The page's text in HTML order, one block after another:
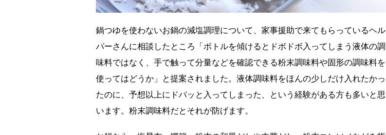
鍋つゆを使わないお鍋の減塩調理について、家事援助で来てもらっているヘル
パーさんに相談したところ「ボトルを傾けるとドボドボ入ってしまう液体の調
味料ではなく、手で触って分量などを確認できる粉末調味料や固形の調味料を
使ってはどうか」と提案されました。液体調味料をほんの少しだけ入れたかっ
たのに、予想以上にドバッと入ってしまった、という経験がある方も多いと思
います。粉末調味料だとそれが防げます。